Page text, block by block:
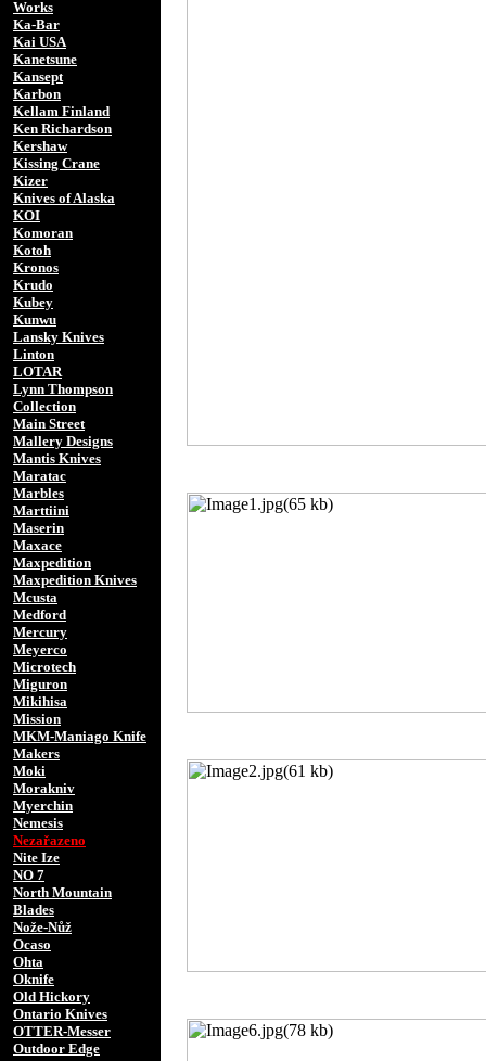
Works
Ka-Bar
Kai USA
Kanetsune
Kansept
Karbon
Kellam Finland
Ken Richardson
Kershaw
Kissing Crane
Kizer
Knives of Alaska
KOI
Komoran
Kotoh
Kronos
Krudo
Kubey
Kunwu
Lansky Knives
Linton
LOTAR
Lynn Thompson
Collection
Main Street
Mallery Designs
Mantis Knives
Maratac
Marbles
Marttiini
Maserin
Maxace
Maxpedition
Maxpedition Knives
Mcusta
Medford
Mercury
Meyerco
Microtech
Miguron
Mikihisa
Mission
MKM-Maniago Knife
Makers
Moki
Morakniv
Myerchin
Nemesis
Nezařazeno
Nite Ize
NO 7
North Mountain
Blades
Nože-Nůž
Ocaso
Ohta
Oknife
Old Hickory
Ontario Knives
OTTER-Messer
Outdoor Edge